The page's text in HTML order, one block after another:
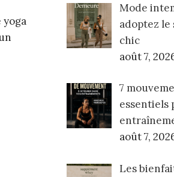
Mode
adoptez
chic
août 7,
7
essentiels
août 7,
Les